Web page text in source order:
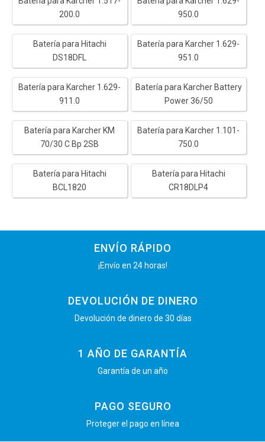
200.0
950.0
Batería para Hitachi
DS18DFL
Batería para Karcher 1.629-
951.0
Batería para Karcher 1.629-
911.0
Batería para Karcher Battery
Power 36/50
Batería para Karcher KM
70/30 C Bp 2SB
Batería para Karcher 1.101-
750.0
Batería para Hitachi
BCL1820
Batería para Hitachi
CR18DLP4
ENVÍO RÁPIDO
¡Envío en 24 horas!
DEVOLUCIÓN DE DINERO
Devolución de dinero de 30 días
1 AÑO DE GARANTÍA
Garantía de un año
PAGO SEGURO
Proteger el pago en línea